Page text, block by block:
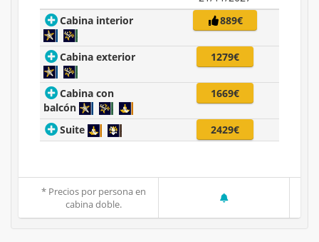
Cabina interior
889€
Cabina exterior 1279€
Cabina con
balcón
1669€
Suite 2429€
* Precios por persona en
cabina doble.